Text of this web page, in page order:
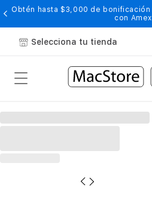
Obtén hasta $3,000 de bonificación
con Amex
Selecciona tu tienda